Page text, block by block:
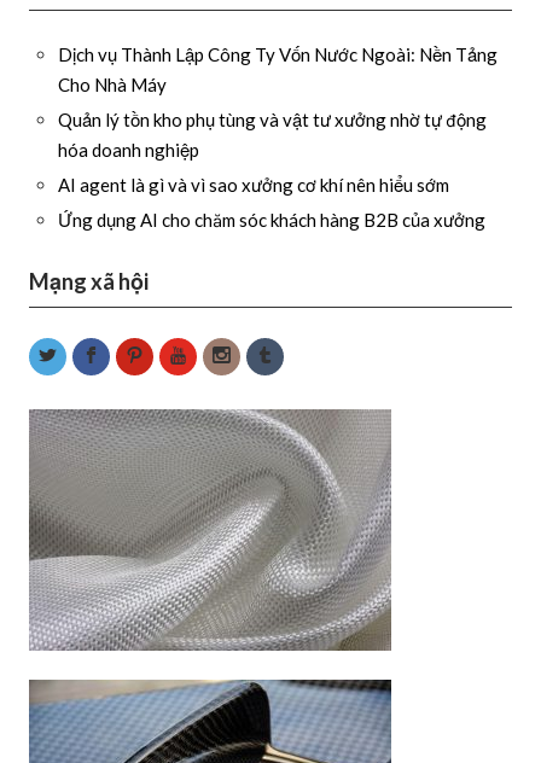
Dịch vụ Thành Lập Công Ty Vốn Nước Ngoài: Nền Tảng
Cho Nhà Máy
Quản lý tồn kho phụ tùng và vật tư xưởng nhờ tự động
hóa doanh nghiệp
AI agent là gì và vì sao xưởng cơ khí nên hiểu sớm
Ứng dụng AI cho chăm sóc khách hàng B2B của xưởng
Mạng xã hội